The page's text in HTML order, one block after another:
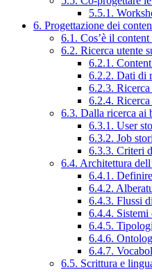
5.5.1.
6. Progettazione dei
6.1. Cos’è il content
6.2. Ricerca utente
6.2.1.
6.2.2. Dati di
6.2.3.
6.2.4.
6.3. Dalla ricerca ai
6.3.1. User
6.3.2. Job
6.3.3. Criteri
6.4. Architettura
6.4.1.
6.4.2.
6.4.3. Flussi
6.4.4.
6.4.5.
6.4.6.
6.4.7.
6.5. Scrittura e